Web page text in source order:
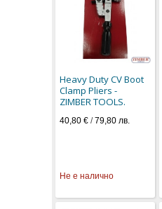
Heavy Duty CV Boot
Clamp Pliers -
ZIMBER TOOLS.
40,80 € /79,80 лв.
Не е налично